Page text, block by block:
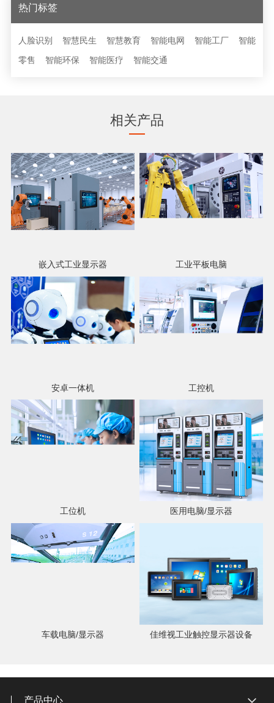
热门标签
人脸识别 智慧民生 智慧教育 智能电网 智能工厂
智能
零售
智能环保 智能医疗 智能交通
相关产品
嵌入式工业显示器 工业平板电脑
安卓一体机 工控机
工位机 医用电脑/显示器
车载电脑/显示器 佳维视工业触控显示器设备
产品中心